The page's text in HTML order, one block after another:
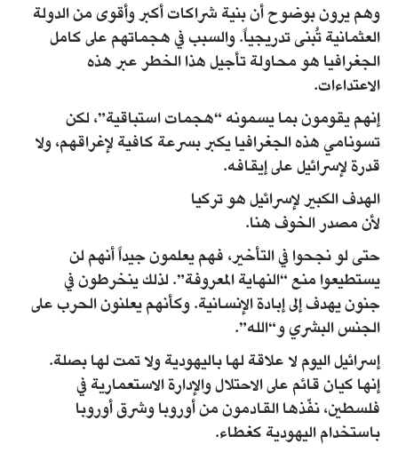
وهم يرون بوضوح أن بنية شراكات أكبر وأقوى من الدولة
العثمانية تُبنى تدريجياً. والسبب في هجماتهم على كامل
الجغرافيا هو محاولة تأجيل هذا الخطر عبر هذه
الاعتداءات.
إنهم يقومون بما يسمونه “هجمات استباقية”، لكن
تسونامي هذه الجغرافيا يكبر بسرعة كافية لإغراقهم، ولا
قدرة لإسرائيل على إيقافه.
الهدف الكبير لإسرائيل هو تركيا
لأن مصدر الخوف هنا.
حتى لو نجحوا في التأخير، فهم يعلمون جيداً أنهم لن
يستطيعوا منع “النهاية المعروفة”. لذلك ينخرطون في
جنون يهدف إلى إبادة الإنسانية. وكأنهم يعلنون الحرب على
الجنس البشري و“الله”.
إسرائيل اليوم لا علاقة لها باليهودية ولا تمت لها بصلة.
إنها كيان قائم على الاحتلال والإدارة الاستعمارية في
فلسطين، نفّذها القادمون من أوروبا وشرق أوروبا
باستخدام اليهودية كغطاء.